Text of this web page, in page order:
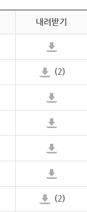
내려받기
(2)
(2)